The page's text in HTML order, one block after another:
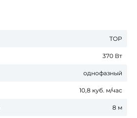
TOP
370 Вт
однофазный
10,8 куб. м/час
8 м